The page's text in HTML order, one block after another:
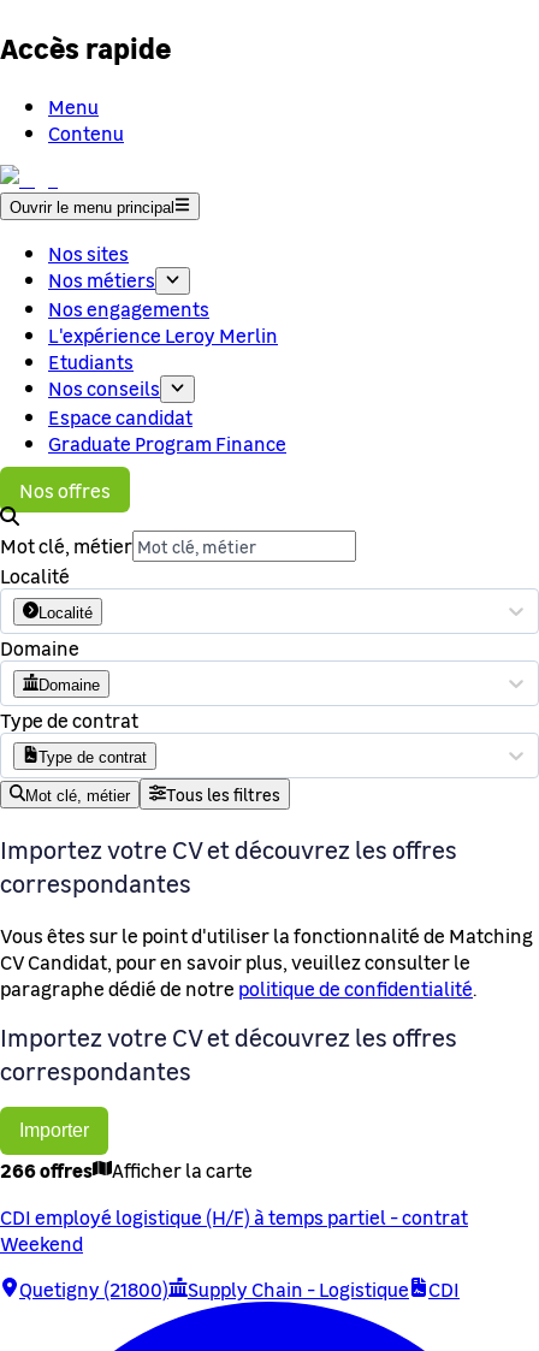
Accès rapide
Menu
Contenu
Ouvrir le menu principal
Nos sites
Nos métiers
Nos engagements
L'expérience Leroy Merlin
Etudiants
Nos conseils
Espace candidat
Graduate Program Finance
Nos offres
Mot clé, métier
Localité
Localité
Domaine
Domaine
Type de contrat
Type de contrat
Mot clé, métier Tous les filtres
Importez votre CV et découvrez les offres
correspondantes
Vous êtes sur le point d'utiliser la fonctionnalité de Matching
CV Candidat, pour en savoir plus, veuillez consulter le
paragraphe dédié de notre politique de confidentialité.
Importez votre CV et découvrez les offres
correspondantes
Importer
266 offres
Afficher la carte
CDI employé logistique (H/F) à temps partiel - contrat
Weekend
Quetigny (21800)
Supply Chain - Logistique CDI